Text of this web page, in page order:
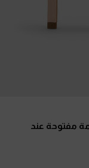
مفتوحة عند